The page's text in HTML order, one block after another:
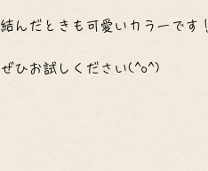
結んだときも可愛いカラーです！
ぜひお試しください(^o^)